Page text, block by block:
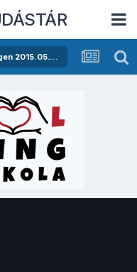
Opel Legendák Találkozása a Hungaroringen 2015.05.16.